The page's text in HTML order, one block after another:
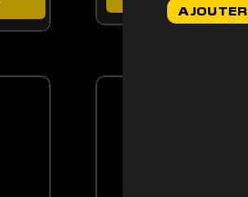
initial
AJOUTER